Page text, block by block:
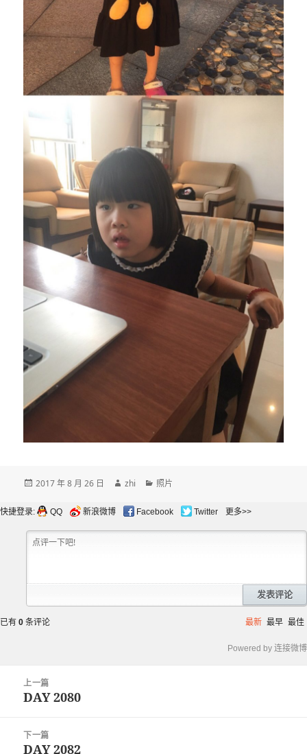
发
于
2017 年 8 月 26 日
作
zhi
分
照片
快捷登录: QQ 新浪微博 Facebook Twitter 更多>>
发表评论
已有 0 条评论 最新 最早 最佳
Powered by 连接微博
上一篇
上
文
章：
DAY 2080
下一篇
下
DAY 2082